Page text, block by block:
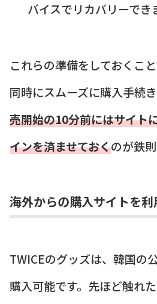
バイスでリカバリーでき
これらの準備をしておくこ
同時にスムーズに購入手続
売開始の10分前にはサイト
インを済ませておくのが鉄則
海外からの購入サイトを
TWICEのグッズは、韓国の
購入可能です。先ほど触れ